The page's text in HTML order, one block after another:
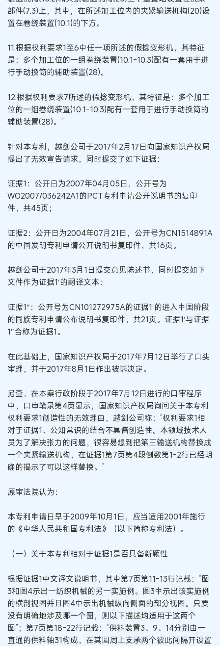
部件(7.3)上，其中，在所述加工位内的夹紧输送机构(20)设
置在卷绕装置(10.1)的下方。
11.根据权利要求1至6中任一项所述的假捻变形机，其特征
是：多个加工位的一组卷绕装置(10.1-10.3)配有一套用于进
行手动换筒的辅助装置(28)。
12.根据权利要求7所述的假捻变形机，其特征是：多个加工
位的一组卷绕装置(10.1-10.3)配有一套用于进行手动换筒的
辅助装置(28)。”
针对本专利，越剑公司于2017年2月17日向国家知识产权局
提出了无效宣告请求，同时提交了如下证据：
证据1：公开日为2007年04月05日，公开号为
WO2007/036242A1的PCT专利申请公开说明书的复印
件，共45页；
证据2：公开日为2004年07月21日，公开号为CN1514891A
的中国发明专利申请公开说明书复印件，共16页。
越剑公司于2017年3月1日提交意见陈述书，同时提交如下
文件作为证据1′的翻译文本：
证据1″：公开号为CN101272975A的证据1′的进入中国阶段
的同族专利申请公布说明书复印件，共21页。证据1′与证据
1″合称为证据1。
在此基础上，国家知识产权局于2017年7月12日举行了口头
审理，并于2017年8月1日作出被诉决定。
另查，在本案行政阶段于2017年7月12日进行的口审程序
中，口审笔录第4页显示，国家知识产权局询问关于本专利
权利要求1创造性的无效理由，越剑公司称：“权利要求1相
对于证据1、公知常识的结合不具备创造性。本领域技术人
员为了解决张力的问题，很容易想到把第三输送机构替换成
一个夹紧输送机构，在证据1第7页第4段倒数第1-2行已经明
确的揭示了可以这样替换。”
原审法院认为：
本专利申请日早于2009年10月1日，应当适用2001年施行
的《中华人民共和国专利法》（以下简称专利法）。
（一）关于本专利相对于证据1是否具备新颖性
根据证据1中文译文说明书，其中第7页第11-13行记载：“图
3和图4示出一纺织机械的另一实施例。图3中示出该实施例
的横剖视图并且图4中示出机械纵向侧面的部分视图。只要
没有明确地涉及哪一个图，则以下描述均适用于这两个
图”；第7页第18-22行记载：“供料装置3、9、14分别由一
直通的供料轴31构成，在其圆周上支承两个彼此间隔开设置